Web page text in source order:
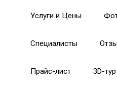
Услуги и Цены
Специалисты
Прайс-лист 3D-тур